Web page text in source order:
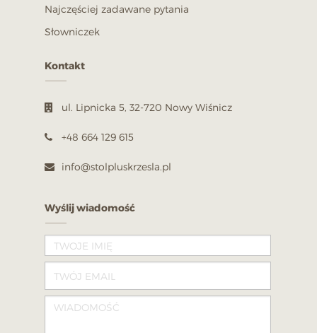
Najczęściej zadawane pytania
Słowniczek
Kontakt
ul. Lipnicka 5, 32-720 Nowy Wiśnicz
+48 664 129 615
info@stolpluskrzesla.pl
Wyślij wiadomość